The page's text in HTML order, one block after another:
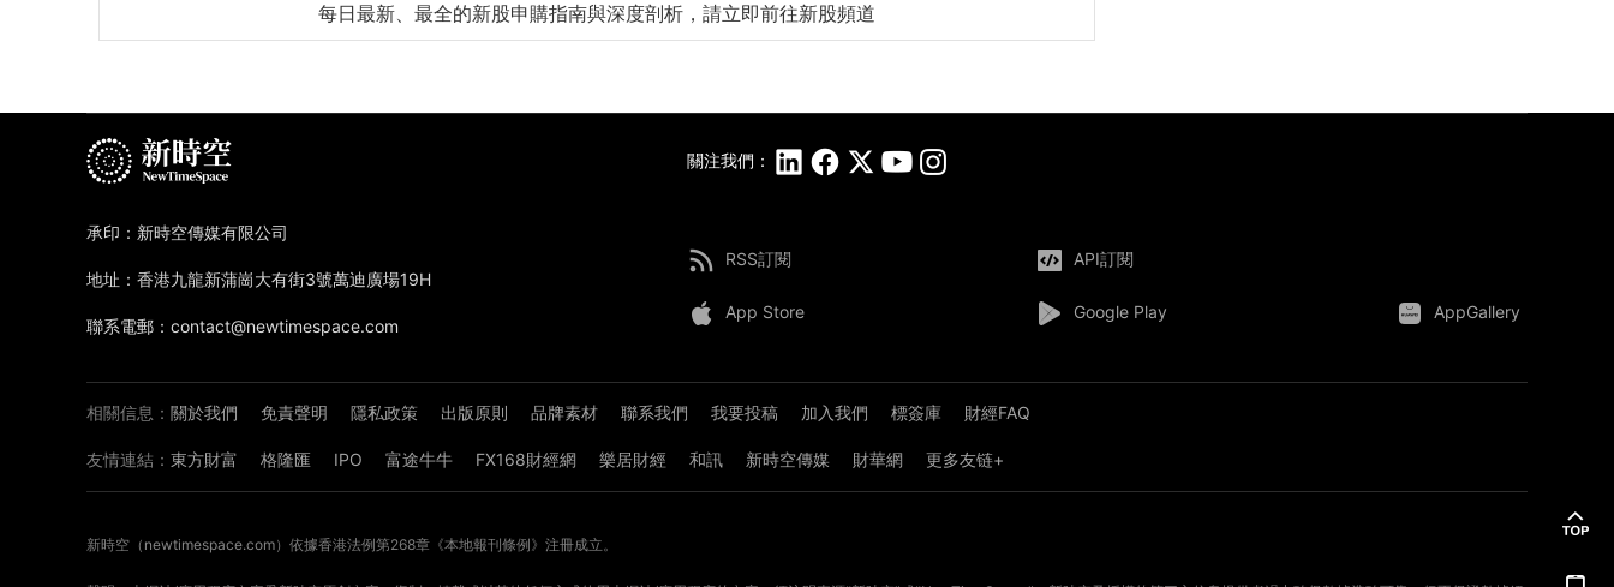
每日最新、最全的新股申購指南與深度剖析，請立即前往新股頻道
關注我們：
RSS訂閱 API訂閱
App Store Google Play AppGallery
相關信息： 關於我們 免責聲明 隱私政策 出版原則 品牌素材 聯系我們 我要投稿 加入我們 標簽庫 財經FAQ
友情連結： 東方財富 格隆匯 IPO 富途牛牛 FX168財經網 樂居財經 和訊 新時空傳媒 財華網 更多友链+
承印：新時空傳媒有限公司
地址：香港九龍新蒲崗大有街3號萬迪廣場19H
聯系電郵：contact@newtimespace.com
新時空（ newtimespace.com）依據香港法例第268章《本地報刊條例》注冊成立。